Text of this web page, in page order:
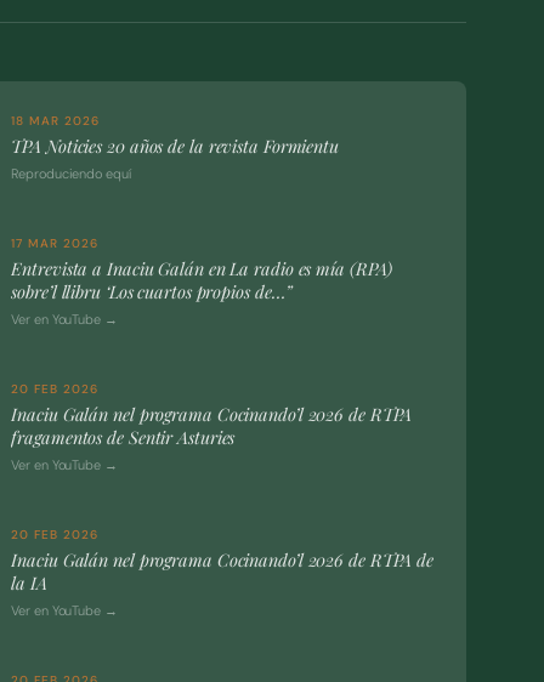
18 MAR 2026
TPA Noticies 20 años de la revista Formientu
Reproduciendo equí
17 MAR 2026
Entrevista a Inaciu Galán en La radio es mía (RPA)
sobre’l llibru ‘Los cuartos propios de…”
Ver en YouTube →
20 FEB 2026
Inaciu Galán nel programa Cocinando’l 2026 de RTPA
fragamentos de Sentir Asturies
Ver en YouTube →
20 FEB 2026
Inaciu Galán nel programa Cocinando’l 2026 de RTPA de
la IA
Ver en YouTube →